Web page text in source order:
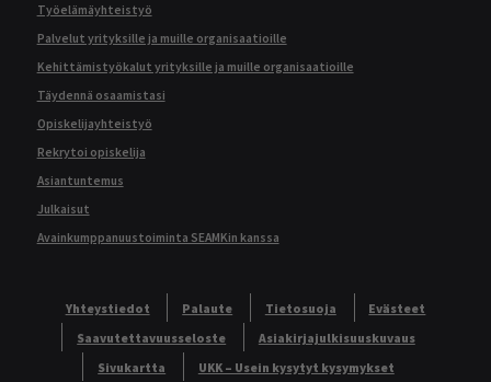
Työelämäyhteistyö
Palvelut yrityksille ja muille organisaatioille
Kehittämistyökalut yrityksille ja muille organisaatioille
Täydennä osaamistasi
Opiskelijayhteistyö
Rekrytoi opiskelija
Asiantuntemus
Julkaisut
Avainkumppanuustoiminta SEAMKin kanssa
Yhteystiedot Palaute Tietosuoja
Evästeet
Saavutettavuusseloste
Asiakirjajulkisuuskuvaus
Sivukartta
UKK – Usein kysytyt kysymykset